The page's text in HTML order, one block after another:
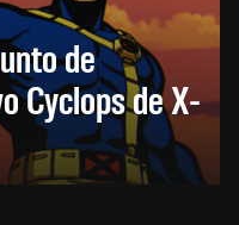
de
Cyclops de X-